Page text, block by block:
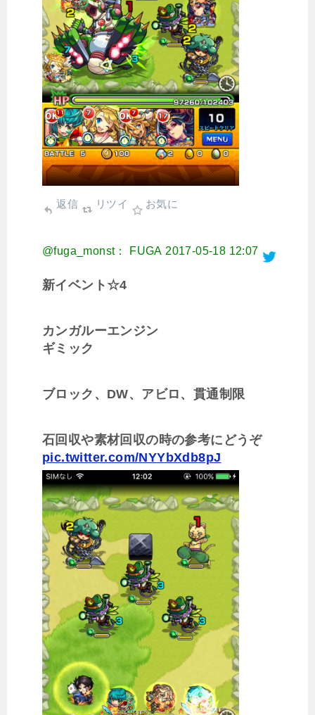
返信 リツイ お気に
@fuga_monst： FUGA 2017-05-18 12:07
新イベント☆4
カンガルーエンジン
ギミック
ブロック、DW、アビロ、貫通制限
石回収や素材回収の時の参考にどうぞ
pic.twitter.com/NYYbXdb8pJ